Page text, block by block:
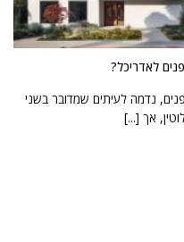
לאדריכל?
נדמה לעיתים שמדובר בשני
אך [...]